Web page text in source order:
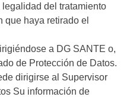
del tratamiento
que haya retirado el
a DG SANTE o,
de Protección de Datos.
dirigirse al Supervisor
Su información de